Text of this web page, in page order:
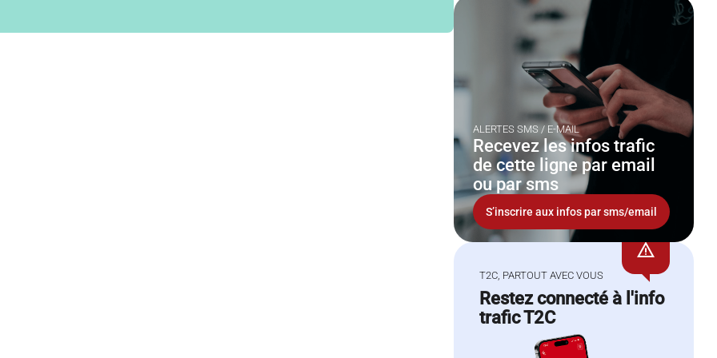
ALERTES SMS / E-MAIL
Recevez les infos trafic
de cette ligne par email
ou par sms
S’inscrire aux infos par sms/email
T2C, PARTOUT AVEC VOUS
Restez connecté à l'info
trafic T2C
warning